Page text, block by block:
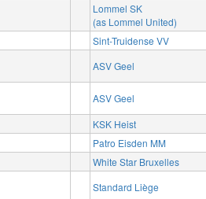
Lommel SK
(as Lommel United)
Sint-Truidense VV
ASV Geel
ASV Geel
KSK Heist
Patro Eisden MM
White Star Bruxelles
Standard Liège